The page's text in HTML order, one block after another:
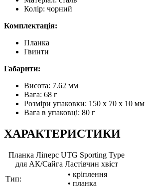
Колір: чорний
Комплектація:
Планка
Гвинти
Габарити:
Висота: 7.62 мм
Вага: 68 г
Розміри упаковки: 150 x 70 x 10 мм
Вага в упаковці: 80 г
ХАРАКТЕРИСТИКИ
Планка Ліперс UTG Sporting Type
для АК/Сайга Ластівчин хвіст
Тип:
• кріплення
• планка